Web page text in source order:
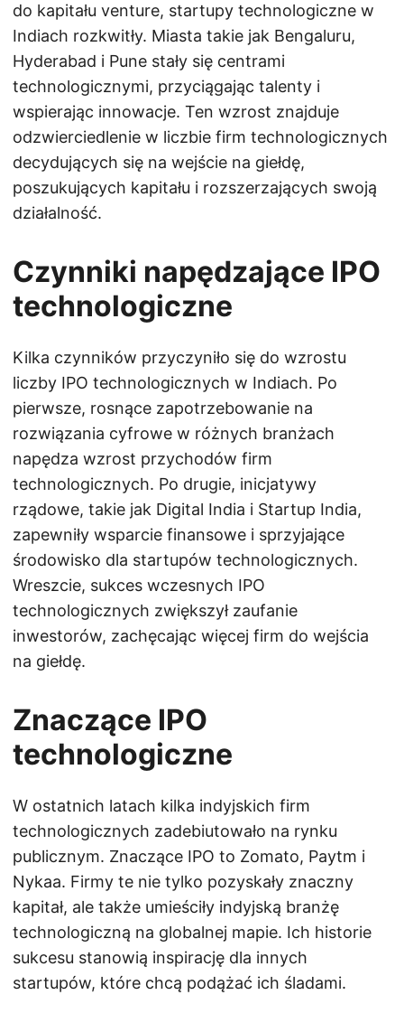
do kapitału venture, startupy technologiczne w
Indiach rozkwitły. Miasta takie jak Bengaluru,
Hyderabad i Pune stały się centrami
technologicznymi, przyciągając talenty i
wspierając innowacje. Ten wzrost znajduje
odzwierciedlenie w liczbie firm technologicznych
decydujących się na wejście na giełdę,
poszukujących kapitału i rozszerzających swoją
działalność.
Czynniki napędzające IPO
technologiczne
Kilka czynników przyczyniło się do wzrostu
liczby IPO technologicznych w Indiach. Po
pierwsze, rosnące zapotrzebowanie na
rozwiązania cyfrowe w różnych branżach
napędza wzrost przychodów firm
technologicznych. Po drugie, inicjatywy
rządowe, takie jak Digital India i Startup India,
zapewniły wsparcie finansowe i sprzyjające
środowisko dla startupów technologicznych.
Wreszcie, sukces wczesnych IPO
technologicznych zwiększył zaufanie
inwestorów, zachęcając więcej firm do wejścia
na giełdę.
Znaczące IPO
technologiczne
W ostatnich latach kilka indyjskich firm
technologicznych zadebiutowało na rynku
publicznym. Znaczące IPO to Zomato, Paytm i
Nykaa. Firmy te nie tylko pozyskały znaczny
kapitał, ale także umieściły indyjską branżę
technologiczną na globalnej mapie. Ich historie
sukcesu stanowią inspirację dla innych
startupów, które chcą podążać ich śladami.